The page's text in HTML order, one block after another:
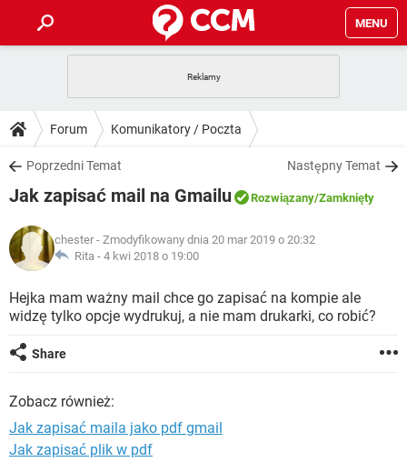
MENU
GRY WHATSAPP
SPOTIFY
INSTAGRAM FACEBOOK
WINDOWS 10
PORADY
PlayStation TIKTOK
INSTAGRAM FACEBOOK
WINDOWS 10
DO POBRANIA
ANDROID TIKTOK
GRY
IOS
INSTAGRAM FACEBOOK
WINDOWS 10
COVID-19 TIKTOK
GRY
SPOTIFY NETFLIX
ARTYKUŁY
COVID-19 TIKTOK
GRY WHATSAPP
SPOTIFY
Forum Komunikatory / Poczta
Poprzedni Temat Następny Temat
Jak zapisać mail na Gmailu Rozwiązany/Zamknięty
chester - Zmodyfikowany dnia 20 mar 2019 o 20:32
Rita - 4 kwi 2018 o 19:00
Hejka mam ważny mail chce go zapisać na kompie ale
widzę tylko opcje wydrukuj, a nie mam drukarki, co robić?
Share
Zobacz również:
Jak zapisać maila jako pdf gmail
Jak zapisać plik w pdf